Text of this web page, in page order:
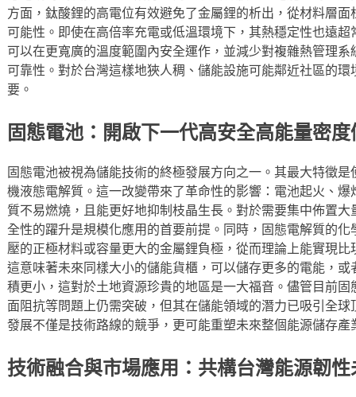
方面，鈦酸鋰的高電位有效避免了金屬鋰的析出，從材料層
可能性。即使在高倍率充電或低溫環境下，其熱穩定性也遠
可以在更寬廣的溫度範圍內安全運作，並減少對複雜熱管理
可靠性。對於台灣這樣地狹人稠、儲能設施可能鄰近社區的
要。
固態電池：開啟下一代高安全高能量密
固態電池被視為儲能技術的終極發展方向之一。其最大特徵
機液態電解質。這一改變帶來了革命性的影響：電池起火、
質不易燃燒，且能更好地抑制枝晶生長。對於需要集中佈置
全性的躍升是規模化應用的首要前提。同時，固態電解質的
壓的正極材料或容量更大的金屬鋰負極，從而理論上能實現
這意味著未來同樣大小的儲能貨櫃，可以儲存更多的電能，
積更小，這對於土地資源珍貴的地區是一大福音。儘管目前
面阻抗等問題上仍需突破，但其在儲能領域的潛力已吸引全
發展不僅是技術路線的競爭，更可能重塑未來整個能源儲存產
技術融合與市場應用：共構台灣能源韌性